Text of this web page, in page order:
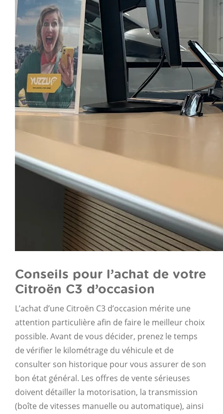
Conseils pour l’achat de votre
Citroën C3 d’occasion
L’achat d’une Citroën C3 d’occasion mérite une
attention particulière afin de faire le meilleur choix
possible. Avant de vous décider, prenez le temps
de vérifier le kilométrage du véhicule et de
consulter son historique pour vous assurer de son
bon état général. Les offres de vente sérieuses
doivent détailler la motorisation, la transmission
(boîte de vitesses manuelle ou automatique), ainsi